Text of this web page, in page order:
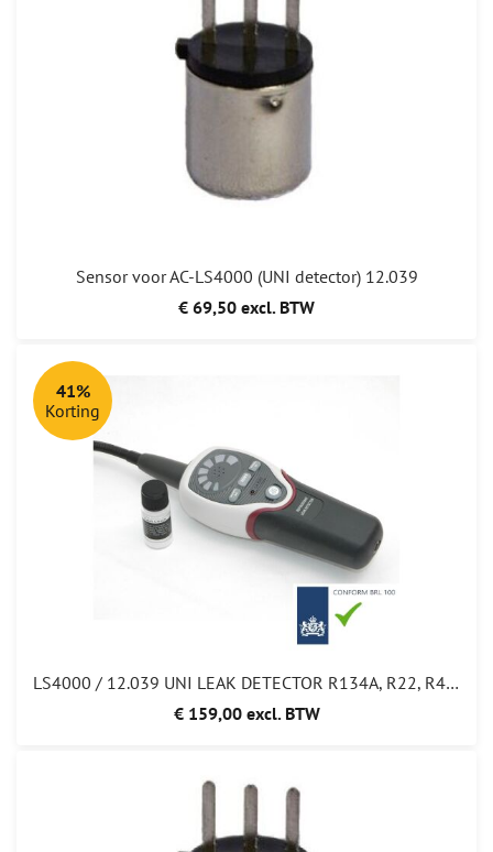
Sensor voor AC-LS4000 (UNI detector) 12.039
€ 69,50 excl. BTW
41%
Korting
LS4000 / 12.039 UNI LEAK DETECTOR R134A, R22, R410A, R32, R1234YF, R404 ,R407 159,00
€ 159,00 excl. BTW